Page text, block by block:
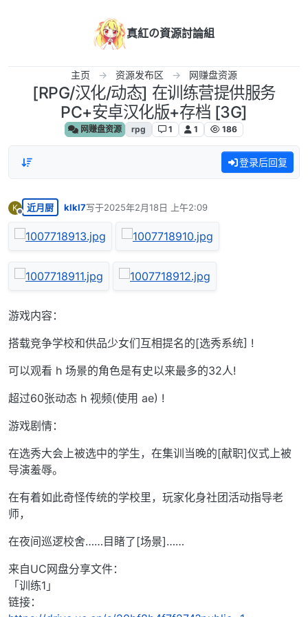
真紅の資源討論組
主页 资源发布区 网赚盘资源
[RPG/汉化/动态] 在训练营提供服务
PC+安卓汉化版+存档 [3G]
网赚盘资源 rpg 1 1 186
登录后回复
K
离线
近月厨 klkl7写于2025年2月18日 上午2:09
最后由 编辑
游戏内容：
搭载竞争学校和供品少女们互相提名的[选秀系统] !
可以观看 h 场景的角色是有史以来最多的32人!
超过60张动态 h 视频(使用 ae) !
游戏剧情：
在选秀大会上被选中的学生，在集训当晚的[献职]仪式上被
导演羞辱。
在有着如此奇怪传统的学校里，玩家化身社团活动指导老
师，
在夜间巡逻校舍……目睹了[场景]……
来自UC网盘分享文件：
「训练1」
链接：